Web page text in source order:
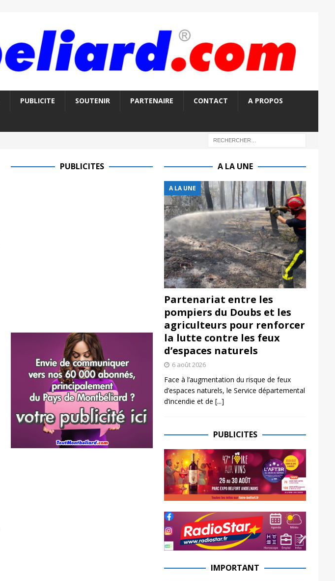
PUBLICITE SOUTENIR PARTENAIRE CONTACT A PROPOS
PUBLICITES A LA UNE
A LA UNE
Partenariat entre les
pompiers du Doubs et les
agriculteurs pour renforcer
la lutte contre les feux
d’espaces naturels
6 août 2026
Face à l’augmentation du risque de feux
d’espaces naturels, le Service départemental
d’incendie et de [...]
PUBLICITES
IMPORTANT